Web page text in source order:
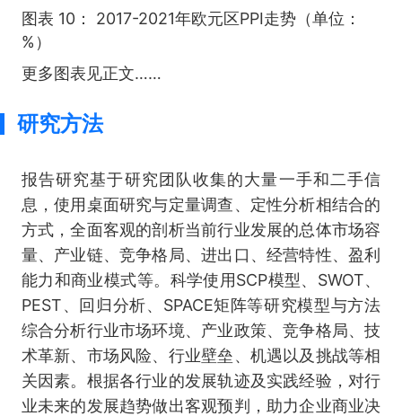
图表 10： 2017-2021年欧元区PPI走势（单位：
%）
更多图表见正文……
研究方法
报告研究基于研究团队收集的大量一手和二手信
息，使用桌面研究与定量调查、定性分析相结合的
方式，全面客观的剖析当前行业发展的总体市场容
量、产业链、竞争格局、进出口、经营特性、盈利
能力和商业模式等。科学使用SCP模型、SWOT、
PEST、回归分析、SPACE矩阵等研究模型与方法
综合分析行业市场环境、产业政策、竞争格局、技
术革新、市场风险、行业壁垒、机遇以及挑战等相
关因素。根据各行业的发展轨迹及实践经验，对行
业未来的发展趋势做出客观预判，助力企业商业决